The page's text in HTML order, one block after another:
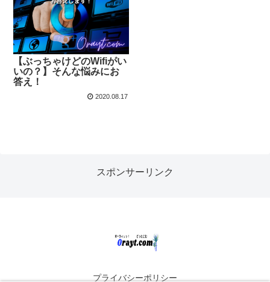
【ぶっちゃけどのWifiがい
いの？】そんな悩みにお
答え！
2020.08.17
スポンサーリンク
プライバシーポリシー